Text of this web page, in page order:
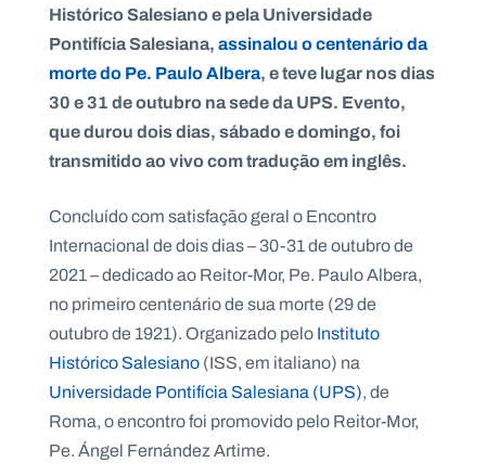
Histórico Salesiano e pela Universidade
Pontifícia Salesiana,assinalou o centenário da
morte do Pe. Paulo Albera, e teve lugar nos dias
30 e 31 de outubro na sede da UPS. Evento,
que durou dois dias, sábado e domingo, foi
transmitido ao vivo com tradução em inglês.
Concluído com satisfação geral o Encontro
Internacional de dois dias – 30-31 de outubro de
2021 – dedicado ao Reitor-Mor, Pe. Paulo Albera,
no primeiro centenário de sua morte (29 de
outubro de 1921). Organizado peloInstituto
Histórico Salesiano(ISS, em italiano) na
Universidade Pontifícia Salesiana (UPS), de
Roma, o encontro foi promovido pelo Reitor-Mor,
Pe. Ángel Fernández Artime.
N
A
C
I
O
N
L
S
a
l
i
a
n
o
s
.
p
t
A
g
e
C
o
n